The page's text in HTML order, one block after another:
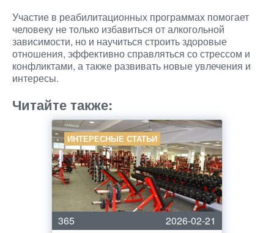
Участие в реабилитационных программах помогает
человеку не только избавиться от алкогольной
зависимости, но и научиться строить здоровые
отношения, эффективно справляться со стрессом и
конфликтами, а также развивать новые увлечения и
интересы.
Читайте также:
ИНТЕРЕСНЫЕ СТАТЬИ
365 2026-02-21